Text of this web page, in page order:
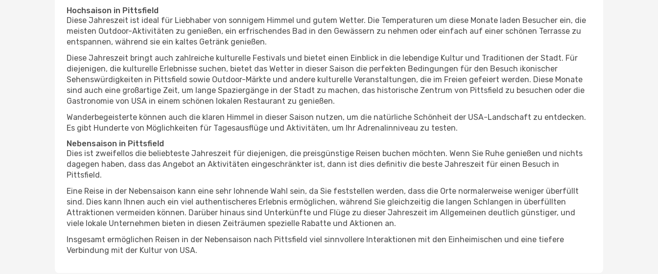
Hochsaison in Pittsfield
Diese Jahreszeit ist ideal für Liebhaber von sonnigem Himmel und gutem Wetter. Die Temperaturen um diese Monate laden Besucher ein, die
meisten Outdoor-Aktivitäten zu genießen, ein erfrischendes Bad in den Gewässern zu nehmen oder einfach auf einer schönen Terrasse zu
entspannen, während sie ein kaltes Getränk genießen.
Diese Jahreszeit bringt auch zahlreiche kulturelle Festivals und bietet einen Einblick in die lebendige Kultur und Traditionen der Stadt. Für
diejenigen, die kulturelle Erlebnisse suchen, bietet das Wetter in dieser Saison die perfekten Bedingungen für den Besuch ikonischer
Sehenswürdigkeiten in Pittsfield sowie Outdoor-Märkte und andere kulturelle Veranstaltungen, die im Freien gefeiert werden. Diese Monate
sind auch eine großartige Zeit, um lange Spaziergänge in der Stadt zu machen, das historische Zentrum von Pittsfield zu besuchen oder die
Gastronomie von USA in einem schönen lokalen Restaurant zu genießen.
Wanderbegeisterte können auch die klaren Himmel in dieser Saison nutzen, um die natürliche Schönheit der USA-Landschaft zu entdecken.
Es gibt Hunderte von Möglichkeiten für Tagesausflüge und Aktivitäten, um Ihr Adrenalinniveau zu testen.
Nebensaison in Pittsfield
Dies ist zweifellos die beliebteste Jahreszeit für diejenigen, die preisgünstige Reisen buchen möchten. Wenn Sie Ruhe genießen und nichts
dagegen haben, dass das Angebot an Aktivitäten eingeschränkter ist, dann ist dies definitiv die beste Jahreszeit für einen Besuch in
Pittsfield.
Eine Reise in der Nebensaison kann eine sehr lohnende Wahl sein, da Sie feststellen werden, dass die Orte normalerweise weniger überfüllt
sind. Dies kann Ihnen auch ein viel authentischeres Erlebnis ermöglichen, während Sie gleichzeitig die langen Schlangen in überfüllten
Attraktionen vermeiden können. Darüber hinaus sind Unterkünfte und Flüge zu dieser Jahreszeit im Allgemeinen deutlich günstiger, und
viele lokale Unternehmen bieten in diesen Zeiträumen spezielle Rabatte und Aktionen an.
Insgesamt ermöglichen Reisen in der Nebensaison nach Pittsfield viel sinnvollere Interaktionen mit den Einheimischen und eine tiefere
Verbindung mit der Kultur von USA.